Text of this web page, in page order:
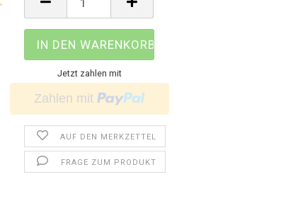
Jetzt zahlen mit
AUF DEN MERKZETTEL
FRAGE ZUM PRODUKT